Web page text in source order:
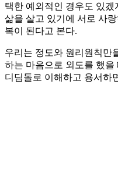
택한 예외적인 경우도 있
삶을 살고 있기에 서로 사
복이 된다고 본다.
우리는 정도와 원리원칙만
하는 마음으로 외도를 했
디딤돌로 이해하고 용서하